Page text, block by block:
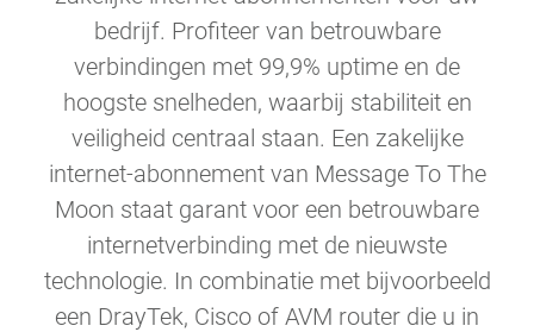
bedrijf. Profiteer van betrouwbare
verbindingen met 99,9% uptime en de
hoogste snelheden, waarbij stabiliteit en
veiligheid centraal staan. Een zakelijke
internet-abonnement van Message To The
Moon staat garant voor een betrouwbare
internetverbinding met de nieuwste
technologie. In combinatie met bijvoorbeeld
een DrayTek, Cisco of AVM router die u in